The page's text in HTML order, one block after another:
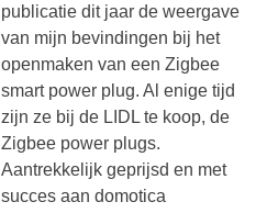
publicatie dit jaar de weergave
van mijn bevindingen bij het
openmaken van een Zigbee
smart power plug. Al enige tijd
zijn ze bij de LIDL te koop, de
Zigbee power plugs.
Aantrekkelijk geprijsd en met
succes aan domotica